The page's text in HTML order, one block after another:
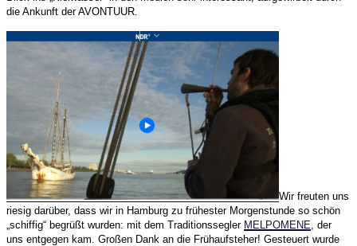
die Ankunft der AVONTUUR.
Wir freuten uns
riesig darüber, dass wir in Hamburg zu frühester Morgenstunde so schön
„schiffig“ begrüßt wurden: mit dem Traditionssegler MELPOMENE , der
uns entgegen kam. Großen Dank an die Frühaufsteher! Gesteuert wurde